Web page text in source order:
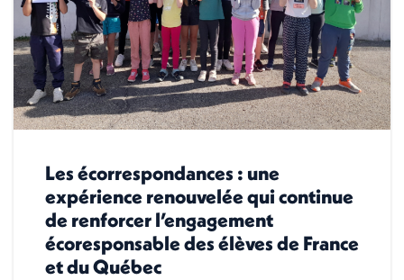
Les écorrespondances : une
expérience renouvelée qui continue
de renforcer l’engagement
écoresponsable des élèves de France
et du Québec